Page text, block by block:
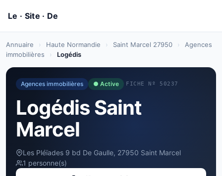
Annuaire › Haute Normandie › Saint Marcel 27950 ›
Agences
immobilières
› Logédis
Agences immobilières ● Active FICHE Nº 50237
Logédis Saint
Marcel
Les Pléïades 9 bd De Gaulle, 27950 Saint Marcel
1 personne(s)